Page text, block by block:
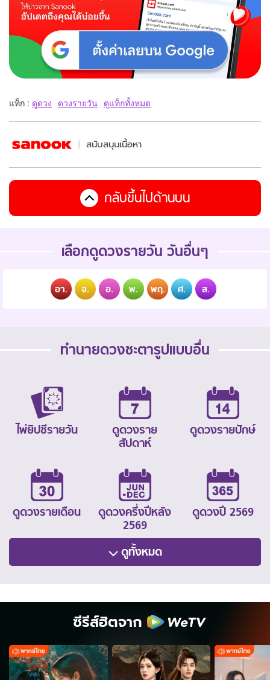
แท็ก : ดูดวง ดวงรายวัน ดูแท็กทั้งหมด
สนับสนุนเนื้อหา
กลับขึ้นไปด้านบน
เลือกดูดวงรายวัน วันอื่นๆ
อา. จ. อ. พ. พฤ. ศ. ส.
ทำนายดวงชะตารูปแบบอื่น
ไพ่ยิปซีรายวัน
ดูดวงราย
สัปดาห์
ดูดวงรายปักษ์
ดูดวงรายเดือน
ดูดวงครึ่งปีหลัง
2569
ดูดวงปี 2569
ดูทั้งหมด
ซีรีส์ฮิตจาก